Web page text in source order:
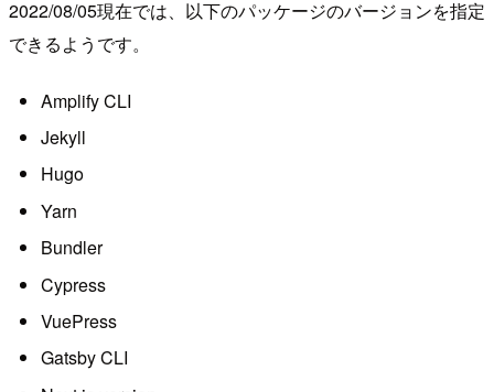
2022/08/05現在では、以下のパッケージのバージョンを指定
できるようです。
Amplify CLI
Jekyll
Hugo
Yarn
Bundler
Cypress
VuePress
Gatsby CLI